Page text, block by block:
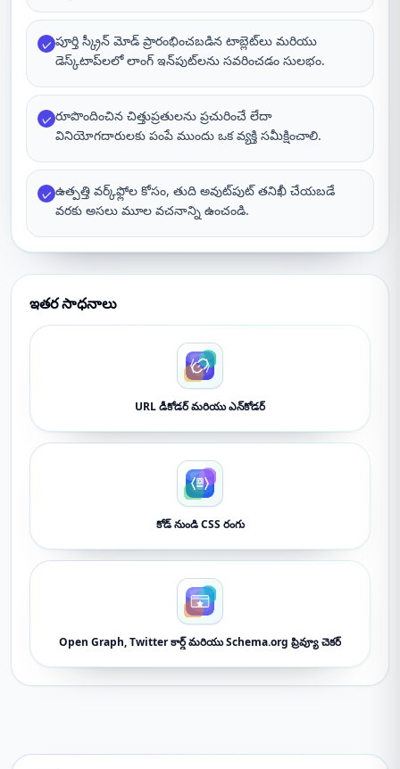
✓ పూర్తి స్క్రీన్ మోడ్ ప్రారంభించబడిన టాబ్లెట్‌లు మరియు
డెస్క్‌టాప్‌లలో లాంగ్ ఇన్‌పుట్‌లను సవరించడం సులభం.
✓ రూపొందించిన చిత్తుప్రతులను ప్రచురించే లేదా
వినియోగదారులకు పంపే ముందు ఒక వ్యక్తి సమీక్షించాలి.
✓ ఉత్పత్తి వర్క్‌ఫ్లోల కోసం, తుది అవుట్‌పుట్ తనిఖీ చేయబడే
వరకు అసలు మూల వచనాన్ని ఉంచండి.
ఇతర సాధనాలు
URL డీకోడర్ మరియు ఎన్‌కోడర్
కోడ్ నుండి CSS రంగు
Open Graph, Twitter కార్డ్ మరియు Schema.org ప్రివ్యూ చెకర్